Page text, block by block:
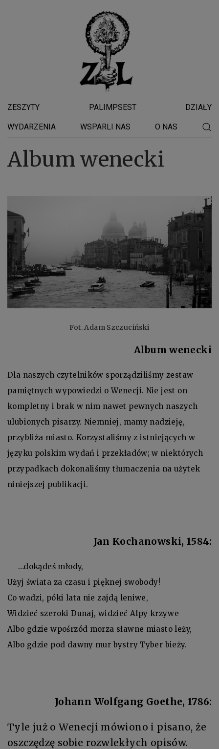
ZESZYTY PALIMPSEST DZIAŁY
WYDARZENIA WSPARLI NAS O NAS
Album wenecki
Fot. Adam Szczuciński
Album wenecki
Dla naszych czytelników sporządziliśmy zestaw
pamiętnych wypowiedzi o Wenecji. Nie jest on
kompletny i brak w nim nawet pewnych naszych
ulubionych pisarzy. Niemniej, mamy nadzieję,
przybliża miasto. Korzystaliśmy z istniejących w
języku polskim wydań i przekładów; w niektórych
przypadkach dokonaliśmy tłumaczenia na użytek
niniejszej publikacji.
Jan Kochanowski, 1584:
…dokądeś młody,
Użyj świata za czasu i pięknej swobody!
Co wadzi, póki lata nie zajdą leniwe,
Widzieć szeroki Dunaj, widzieć Alpy krzywe
Albo gdzie wpośrzód morza sławne miasto leży,
Albo gdzie pod dawny mur bystry Tyber bieży.
Johann Wolfgang Goethe, 1786:
Tyle już o Wenecji mówiono i pisano, że
oszczędzę sobie rozwlekłych opisów.